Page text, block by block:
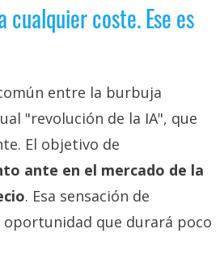
cualquier coste. Ese es
entre la burbuja
"revolución de la IA", que
El objetivo de
ante en el mercado de la
. Esa sensación de
oportunidad que durará poco